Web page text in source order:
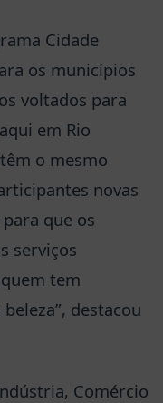
Cidade
os municípios
voltados para
em Rio
o mesmo
novas
que os
serviços
tem
destacou
Comércio